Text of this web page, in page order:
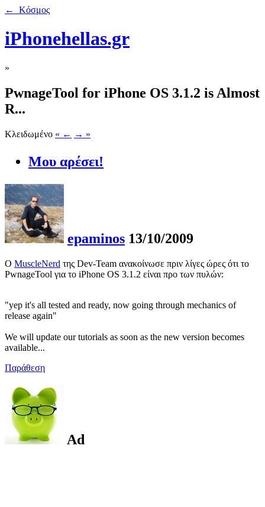
← Κόσμος
iPhonehellas.gr
»
PwnageTool for iPhone OS 3.1.2 is Almost
R...
Κλειδωμένο « ← → »
Μου αρέσει!
epaminos 13/10/2009
Ο MuscleNerd της Dev-Team ανακοίνωσε πριν λίγες ώρες ότι το
PwnageTool για το iPhone OS 3.1.2 είναι προ των πυλών:
"yep it's all tested and ready, now going through mechanics of
release again"
We will update our tutorials as soon as the new version becomes
available...
Παράθεση
Ad